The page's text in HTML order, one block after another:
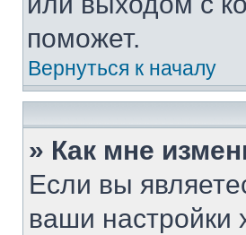
поможет.
Вернуться к началу
» Как мне
Если вы
ваши настройки